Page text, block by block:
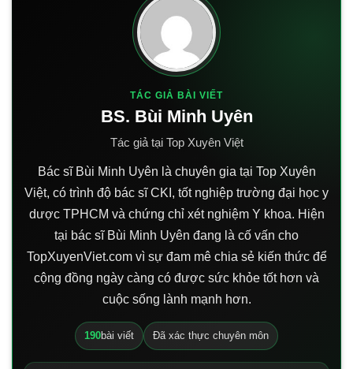
TÁC GIẢ BÀI VIẾT
BS. Bùi Minh Uyên
Tác giả tại Top Xuyên Việt
Bác sĩ Bùi Minh Uyên là chuyên gia tại Top Xuyên
Việt, có trình độ bác sĩ CKI, tốt nghiệp trường đại học y
dược TPHCM và chứng chỉ xét nghiệm Y khoa. Hiện
tại bác sĩ Bùi Minh Uyên đang là cố vấn cho
TopXuyenViet.com vì sự đam mê chia sẻ kiến thức để
cộng đồng ngày càng có được sức khỏe tốt hơn và
cuộc sống lành mạnh hơn.
190bài viết Đã xác thực chuyên môn